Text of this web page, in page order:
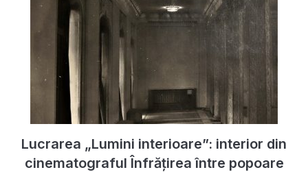
Lucrarea „Lumini interioare”: interior din
cinematograful Înfrățirea între popoare